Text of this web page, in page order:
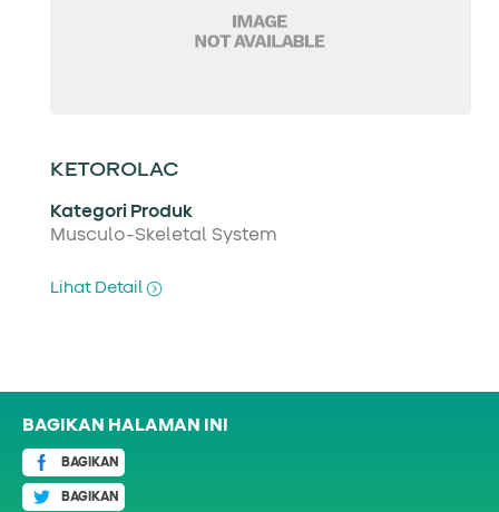
KETOROLAC
Kategori Produk
Musculo-Skeletal System
Lihat Detail
BAGIKAN HALAMAN INI
BAGIKAN
BAGIKAN